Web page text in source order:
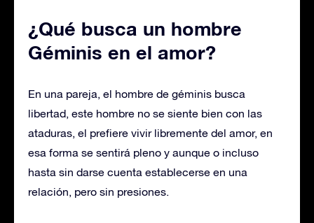
¿Qué busca un hombre
Géminis en el amor?
En una pareja, el hombre de géminis busca
libertad, este hombre no se siente bien con las
ataduras, el prefiere vivir libremente del amor, en
esa forma se sentirá pleno y aunque o incluso
hasta sin darse cuenta establecerse en una
relación, pero sin presiones.